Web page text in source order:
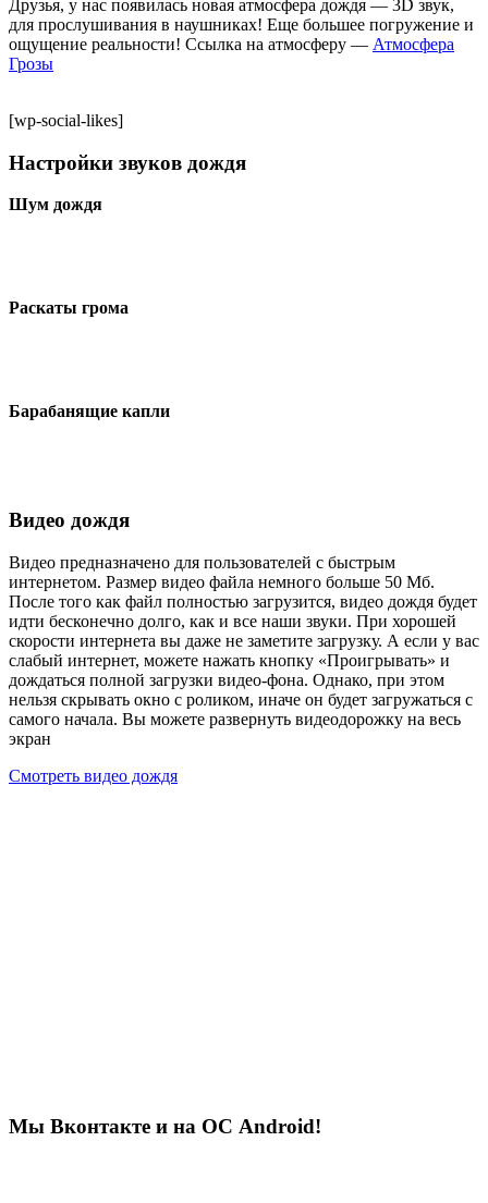
Друзья, у нас появилась новая атмосфера дождя — 3D звук,
для прослушивания в наушниках! Еще большее погружение и
ощущение реальности! Ссылка на атмосферу — Атмосфера
Грозы
[wp-social-likes]
Настройки звуков дождя
Шум дождя
Раскаты грома
Барабанящие капли
Видео дождя
Видео предназначено для пользователей с быстрым
интернетом. Размер видео файла немного больше 50 Мб.
После того как файл полностью загрузится, видео дождя будет
идти бесконечно долго, как и все наши звуки. При хорошей
скорости интернета вы даже не заметите загрузку. А если у вас
слабый интернет, можете нажать кнопку «Проигрывать» и
дождаться полной загрузки видео-фона. Однако, при этом
нельзя скрывать окно с роликом, иначе он будет загружаться с
самого начала. Вы можете развернуть видеодорожку на весь
экран
Смотреть видео дождя
Мы Вконтакте и на ОС Android!